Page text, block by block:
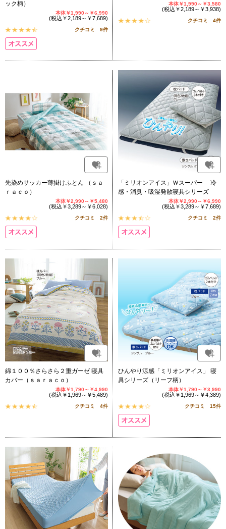
ック柄）
本体￥1,990～￥6,990
(税込￥2,189～￥7,689)
クチコミ 9件
本体￥1,990～￥3,580
(税込￥2,189～￥3,938)
クチコミ 4件
先染めサッカー薄掛けふとん （ｓａ
ｒａｃｏ）
本体￥2,990～￥5,480
(税込￥3,289～￥6,028)
クチコミ 2件
「ミリオンアイス」Ｗスーパー 冷
感・消臭・吸湿発散寝具シリーズ
本体￥2,990～￥6,990
(税込￥3,289～￥7,689)
クチコミ 2件
綿１００％さらさら２重ガーゼ 寝具
カバー（ｓａｒａｃｏ）
本体￥1,790～￥4,990
(税込￥1,969～￥5,489)
クチコミ 4件
ひんやり涼感「ミリオンアイス」 寝
具シリーズ（リーフ柄）
本体￥1,790～￥3,990
(税込￥1,969～￥4,389)
クチコミ 15件